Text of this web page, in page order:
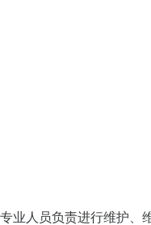
业人员负责进行维护、